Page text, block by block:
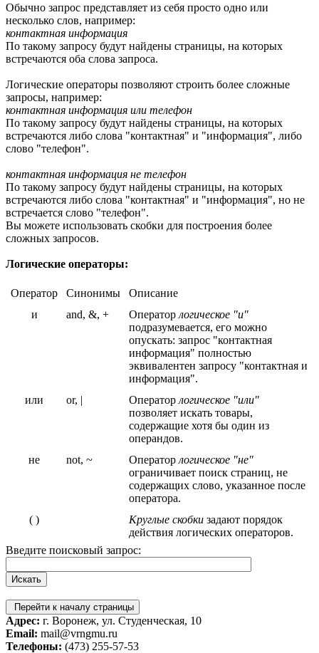
Обычно запрос представляет из себя просто одно или
несколько слов, например:
контактная информация
По такому запросу будут найдены страницы, на которых
встречаются оба слова запроса.
Логические операторы позволяют строить более сложные
запросы, например:
контактная информация или телефон
По такому запросу будут найдены страницы, на которых
встречаются либо слова "контактная" и "информация", либо
слово "телефон".
контактная информация не телефон
По такому запросу будут найдены страницы, на которых
встречаются либо слова "контактная" и "информация", но не
встречается слово "телефон".
Вы можете использовать скобки для построения более
сложных запросов.
Логические операторы:
Оператор Синонимы
Описание
и
and, &, + Оператор логическое "и"
подразумевается, его можно
опускать: запрос "контактная
информация" полностью
эквивалентен запросу "контактная и
информация".
или
or, | Оператор логическое "или"
позволяет искать товары,
содержащие хотя бы один из
операндов.
не
not, ~ Оператор логическое "не"
ограничивает поиск страниц, не
содержащих слово, указанное после
оператора.
( )
Круглые скобки задают порядок
действия логических операторов.
Введите поисковый запрос:
Перейти к началу страницы
Адрес: г. Воронеж, ул. Студенческая, 10
Email: mail@vrngmu.ru
Телефоны: (473) 255-57-53